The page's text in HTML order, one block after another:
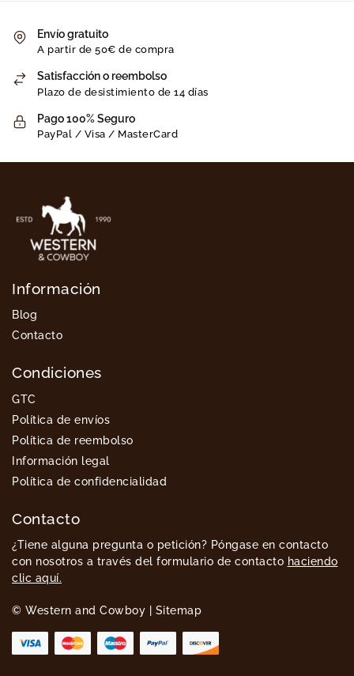
Envío gratuito
A partir de 50€ de compra
Satisfacción o reembolso
Plazo de desistimiento de 14 días
Pago 100% Seguro
PayPal / Visa / MasterCard
Información
Blog
Contacto
Condiciones
GTC
Política de envíos
Política de reembolso
Información legal
Política de confidencialidad
Contacto
¿Tiene alguna pregunta o petición? Póngase en contacto
con nosotros a través del formulario de contacto haciendo
clic aquí.
© Western and Cowboy | Sitemap